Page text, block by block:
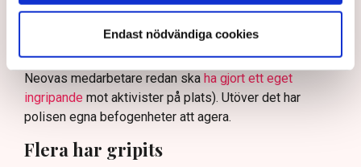
Endast nödvändiga cookies
att be personer lämna platsen och skydda sin egendom
genom nödvärnsrätt (Svensk Torv uppger att en av
Neovas medarbetare redan ska ha gjort ett eget
ingripande mot aktivister på plats). Utöver det har
polisen egna befogenheter att agera.
Flera har gripits